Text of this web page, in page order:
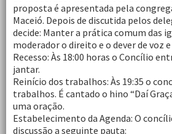
proposta é apresentada pela
Maceió. Depois de discutida pelos
decide: Manter a prática comum das
moderador o direito e o dever de voz
Recesso: Às 18:00 horas o Concílio
jantar.
Reinício dos trabalhos: Às 19:35 o
trabalhos. É cantado o hino “Daí
uma oração.
Estabelecimento da Agenda: O
discussão a seguinte pauta: